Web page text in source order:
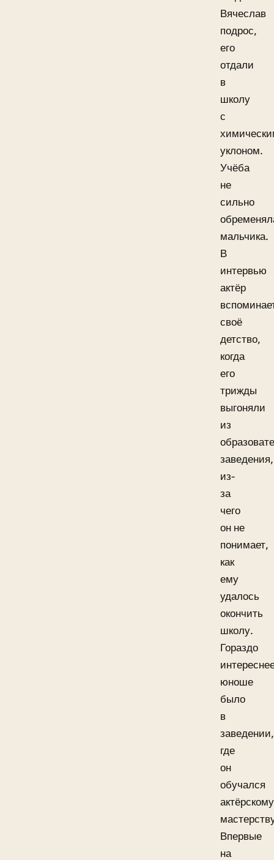
Вячеслав
подрос,
его
отдали
в
школу
с
уклоном.
Учёба
не
сильно
мальчика.
В
интервью
актёр
своё
детство,
когда
его
трижды
выгоняли
из
заведения,
из-
за
чего
он не
понимает,
как
ему
удалось
окончить
школу.
Гораздо
юноше
было
в
заведении,
где
он
обучался
актёрскому
Впервые
на